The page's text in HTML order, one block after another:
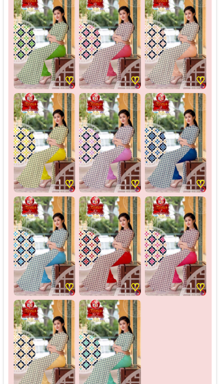
♡ ♡ ♡
♡ ♡ ♡
♡ ♡ ♡